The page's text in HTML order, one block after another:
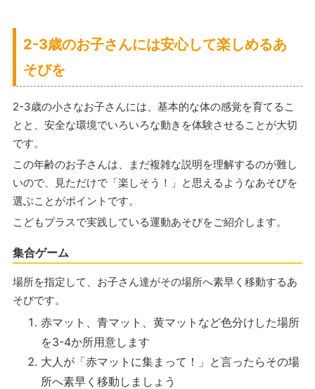
2-3歳のお子さんには安心して楽しめるあ
そびを
2-3歳の小さなお子さんには、基本的な体の感覚を育てるこ
とと、安全な環境でいろいろな動きを体験させることが大切
です。
この年齢のお子さんは、まだ複雑な説明を理解するのが難し
いので、見ただけで「楽しそう！」と思えるようなあそびを
選ぶことがポイントです。
こどもプラスで実践している運動あそびをご紹介します。
集合ゲーム
場所を指定して、お子さん達がその場所へ素早く移動するあ
そびです。
赤マット、青マット、黄マットなど色分けした場所
を3-4か所用意します
大人が「赤マットに集まって！」と言ったらその場
所へ素早く移動しましょう